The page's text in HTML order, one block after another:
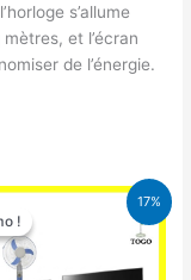
s’allume
et l’écran
de l’énergie.
17%
!!
Le
initial
était :
430.000 CFA.
Le
prix
actuel
355.000